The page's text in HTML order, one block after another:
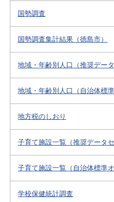
国勢調査
国勢調査集計結果（徳島市）
地域・年齢別人口（推奨データ
地域・年齢別人口（自治体標
地方税のしおり
子育て施設一覧（推奨データセ
子育て施設一覧（自治体標準
学校保健統計調査